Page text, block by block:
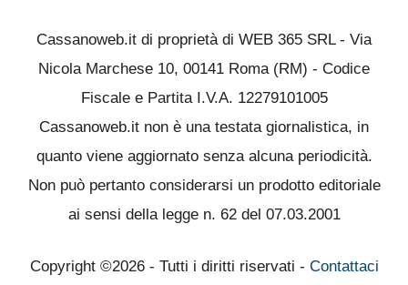
Cassanoweb.it di proprietà di WEB 365 SRL - Via
Nicola Marchese 10, 00141 Roma (RM) - Codice
Fiscale e Partita I.V.A. 12279101005
Cassanoweb.it non è una testata giornalistica, in
quanto viene aggiornato senza alcuna periodicità.
Non può pertanto considerarsi un prodotto editoriale
ai sensi della legge n. 62 del 07.03.2001
Copyright ©2026 - Tutti i diritti riservati - Contattaci